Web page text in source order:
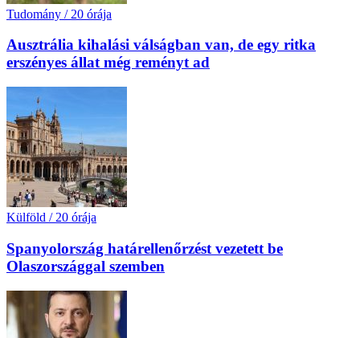
Tudomány / 20 órája
Ausztrália kihalási válságban van, de egy ritka
erszényes állat még reményt ad
Külföld / 20 órája
Spanyolország határellenőrzést vezetett be
Olaszországgal szemben